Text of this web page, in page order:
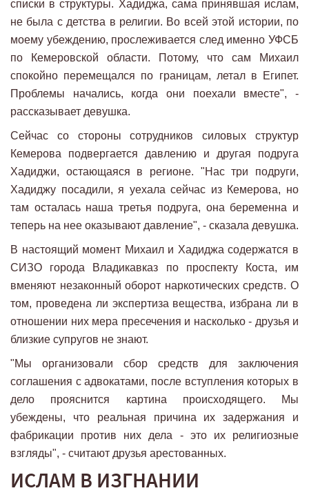
списки в структуры. Хадиджа, сама принявшая ислам,
не была с детства в религии. Во всей этой истории, по
моему убеждению, прослеживается след именно УФСБ
по Кемеровской области. Потому, что сам Михаил
спокойно перемещался по границам, летал в Египет.
Проблемы начались, когда они поехали вместе", -
рассказывает девушка.
Сейчас со стороны сотрудников силовых структур
Кемерова подвергается давлению и другая подруга
Хадиджи, остающаяся в регионе. "Нас три подруги,
Хадиджу посадили, я уехала сейчас из Кемерова, но
там осталась наша третья подруга, она беременна и
теперь на нее оказывают давление", - сказала девушка.
В настоящий момент Михаил и Хадиджа содержатся в
СИЗО города Владикавказ по проспекту Коста, им
вменяют незаконный оборот наркотических средств. О
том, проведена ли экспертиза вещества, избрана ли в
отношении них мера пресечения и насколько - друзья и
близкие супругов не знают.
"Мы организовали сбор средств для заключения
соглашения с адвокатами, после вступления которых в
дело прояснится картина происходящего. Мы
убеждены, что реальная причина их задержания и
фабрикации против них дела - это их религиозные
взгляды", - считают друзья арестованных.
ИСЛАМ В ИЗГНАНИИ